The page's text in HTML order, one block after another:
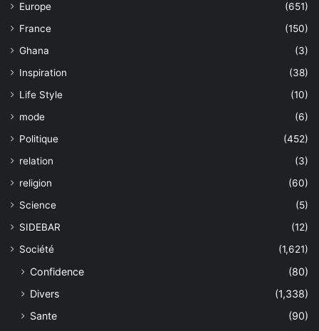
Europe
(651)
France
(150)
Ghana
(3)
Inspiration
(38)
Life Style
(10)
mode
(6)
Politique
(452)
relation
(3)
religion
(60)
Science
(5)
SIDEBAR
(12)
Société
(1,621)
Confidence
(80)
Divers
(1,338)
Sante
(90)